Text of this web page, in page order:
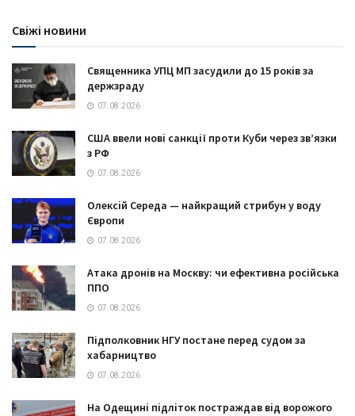
Свіжі новини
Священника УПЦ МП засудили до 15 років за
держзраду
07.08.2026
США ввели нові санкції проти Куби через зв’язки
з РФ
07.08.2026
Олексій Середа — найкращий стрибун у воду
Європи
07.08.2026
Атака дронів на Москву: чи ефективна російська
ППО
07.08.2026
Підполковник НГУ постане перед судом за
хабарництво
07.08.2026
На Одещині підліток постраждав від ворожого